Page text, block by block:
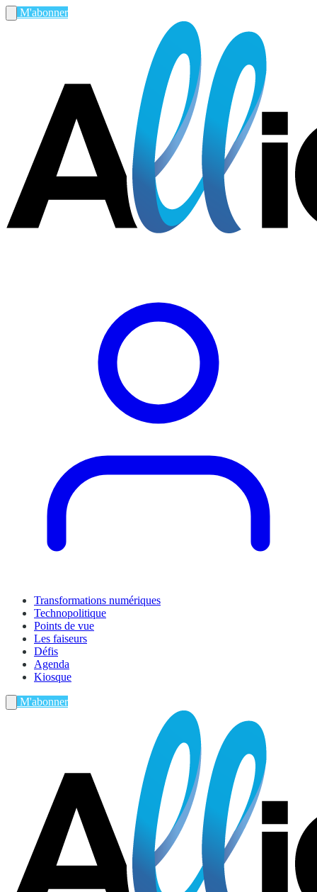
M'abonner
Transformations numériques
Technopolitique
Points de vue
Les faiseurs
Défis
Agenda
Kiosque
M'abonner